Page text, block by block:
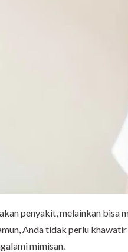
penyakit, melainkan bisa
Anda tidak perlu
mimisan.